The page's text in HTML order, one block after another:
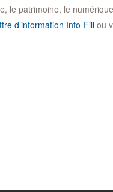
le patrimoine, le
d’information Info-Fill ou